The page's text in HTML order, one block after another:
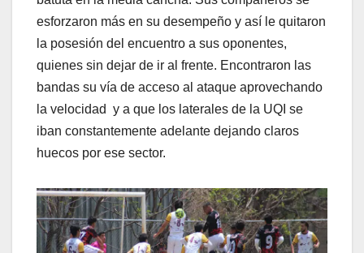
esforzaron más en su desempeño y así le quitaron
la posesión del encuentro a sus oponentes,
quienes sin dejar de ir al frente. Encontraron las
bandas su vía de acceso al ataque aprovechando
la velocidad y a que los laterales de la UQI se
iban constantemente adelante dejando claros
huecos por ese sector.